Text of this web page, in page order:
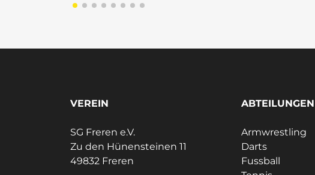
VEREIN
SG Freren e.V.
Zu den Hünensteinen 11
49832 Freren
ABTEILUNGEN
Armwrestling
Darts
Fussball